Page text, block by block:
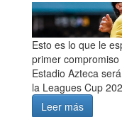
Esto es lo que le
primer
Estadio Azteca
la Leagues Cup
Leer más